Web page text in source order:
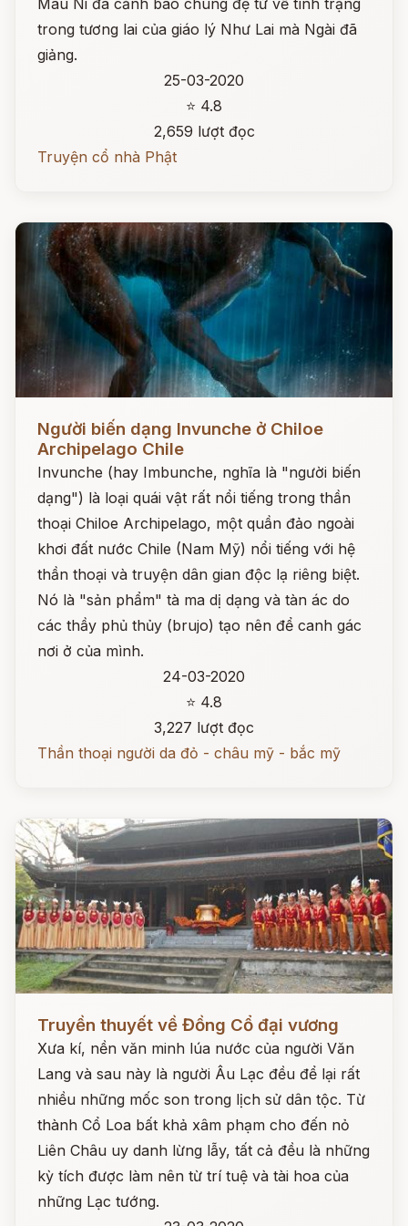
Mâu Ni đã cảnh báo chúng đệ tử về tình trạng
trong tương lai của giáo lý Như Lai mà Ngài đã
giảng.
25-03-2020
⭐ 4.8
2,659 lượt đọc
Truyện cổ nhà Phật
Người biến dạng Invunche ở Chiloe
Archipelago Chile
Invunche (hay Imbunche, nghĩa là "người biến
dạng") là loại quái vật rất nổi tiếng trong thần
thoại Chiloe Archipelago, một quần đảo ngoài
khơi đất nước Chile (Nam Mỹ) nổi tiếng với hệ
thần thoại và truyện dân gian độc lạ riêng biệt.
Nó là "sản phẩm" tà ma dị dạng và tàn ác do
các thầy phủ thủy (brujo) tạo nên để canh gác
nơi ở của mình.
24-03-2020
⭐ 4.8
3,227 lượt đọc
Thần thoại người da đỏ - châu mỹ - bắc mỹ
Đọc ngay
Truyền thuyết về Đồng Cổ đại vương
Xưa kí, nền văn minh lúa nước của người Văn
Lang và sau này là người Âu Lạc đều để lại rất
nhiều những mốc son trong lịch sử dân tộc. Từ
thành Cổ Loa bất khả xâm phạm cho đến nỏ
Liên Châu uy danh lừng lẫy, tất cả đều là những
kỳ tích được làm nên từ trí tuệ và tài hoa của
những Lạc tướng.